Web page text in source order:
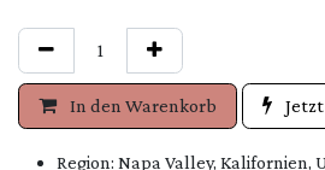
In den Warenkorb
Region: Napa Valley, Kalifornien,